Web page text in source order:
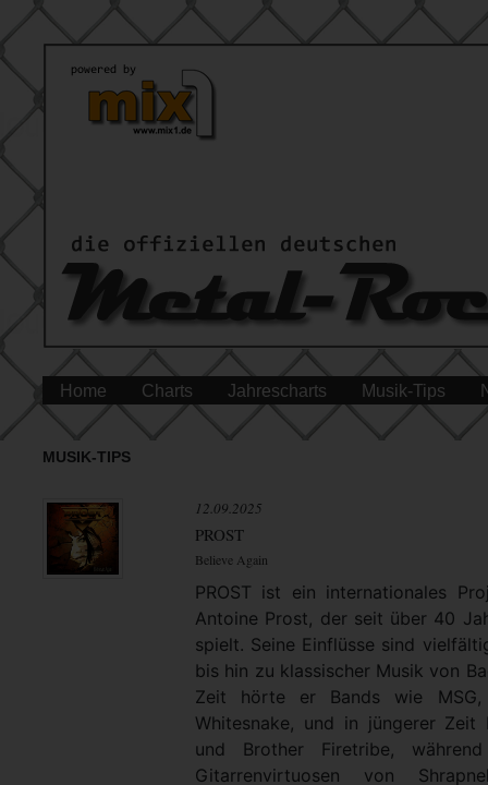
Home Charts Jahrescharts Musik-Tips
MUSIK-TIPS
12.09.2025
PROST
Believe Again
PROST ist ein internationales
Antoine Prost, der seit über 40
spielt. Seine Einflüsse sind
bis hin zu klassischer Musik von
Zeit hörte er Bands wie MSG,
Whitesnake, und in jüngerer Zeit
und Brother Firetribe,
Gitarrenvirtuosen von